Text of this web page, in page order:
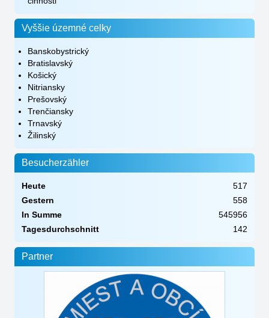
Vyššie územné celky
Banskobystrický
Bratislavský
Košický
Nitriansky
Prešovský
Trenčiansky
Trnavský
Žilinský
Besucherzähler
Heute
517
Gestern
558
In Summe
545956
Tagesdurchschnitt
142
Partner